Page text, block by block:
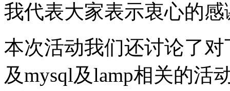
我代表大家表示衷心的感
本次活动我们还讨论了
及mysql及lamp相关的活